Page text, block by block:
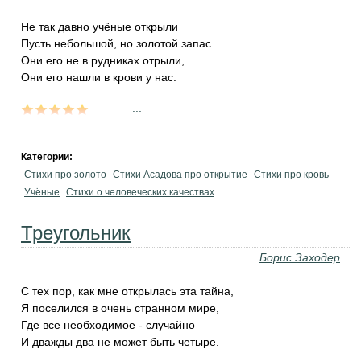
Не так давно учёные открыли
Пусть небольшой, но золотой запас.
Они его не в рудниках отрыли,
Они его нашли в крови у нас.
Категории:
Стихи про золото Стихи Асадова про открытие
Стихи про кровь
Учёные
Стихи о человеческих качествах
Треугольник
Борис Заходер
С тех пор, как мне открылась эта тайна,
Я поселился в очень странном мире,
Где все необходимое - случайно
И дважды два не может быть четыре.